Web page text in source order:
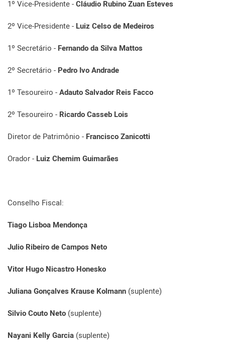
1º Vice-Presidente - Cláudio Rubino Zuan Esteves
2º Vice-Presidente - Luiz Celso de Medeiros
1º Secretário - Fernando da Silva Mattos
2º Secretário - Pedro Ivo Andrade
1º Tesoureiro - Adauto Salvador Reis Facco
2º Tesoureiro - Ricardo Casseb Lois
Diretor de Patrimônio - Francisco Zanicotti
Orador - Luiz Chemim Guimarães
Conselho Fiscal:
Tiago Lisboa Mendonça
Julio Ribeiro de Campos Neto
Vitor Hugo Nicastro Honesko
Juliana Gonçalves Krause Kolmann (suplente)
Silvio Couto Neto (suplente)
Nayani Kelly Garcia (suplente)